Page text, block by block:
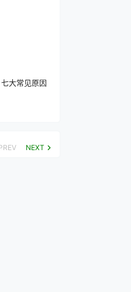
大常见原因
NEXT